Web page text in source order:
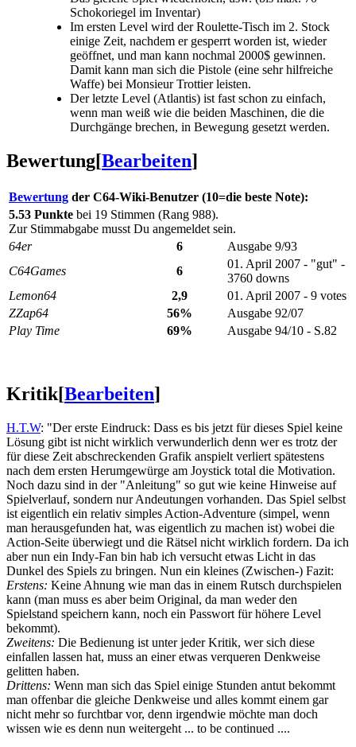
Schokoriegel im Inventar)
Im ersten Level wird der Roulette-Tisch im 2. Stock
einige Zeit, nachdem er gesperrt worden ist, wieder
geöffnet, und man kann nochmal 2000$ gewinnen.
Damit kann man sich die Pistole (eine sehr hilfreiche
Waffe) bei Monsieur Trottier leisten.
Der letzte Level (Atlantis) ist fast schon zu einfach,
wenn man weiß wie die beiden Maschinen, die die
Durchgänge brechen, in Bewegung gesetzt werden.
Bewertung[Bearbeiten]
Bewertung der C64-Wiki-Benutzer (10=die beste Note):
5.53 Punkte bei 19 Stimmen (Rang 988).
Zur Stimmabgabe musst Du angemeldet sein.
64er
6
Ausgabe 9/93
C64Games
6
01. April 2007 - "gut" -
3760 downs
Lemon64
2,9
01. April 2007 - 9 votes
ZZap64
56%
Ausgabe 92/07
Play Time
69% Ausgabe 94/10 - S.82
Kritik[Bearbeiten]
H.T.W: "Der erste Eindruck: Dass es bis jetzt für dieses Spiel keine
Lösung gibt ist nicht wirklich verwunderlich denn wer es trotz der
für diese Zeit abschreckenden Grafik anspielt verliert spätestens
nach dem ersten Herumgewürge am Joystick total die Motivation.
Noch dazu sind in der "Anleitung" so gut wie keine Hinweise auf
Spielverlauf, sondern nur Andeutungen vorhanden. Das Spiel selbst
ist eigentlich ein relativ simples Action-Adventure (simpel, wenn
man herausgefunden hat, was eigentlich zu machen ist) wobei die
Action-Seite überwiegt und die Rätsel nicht wirklich fordern. Da ich
aber nun ein Indy-Fan bin hab ich versucht etwas Licht in das
Dunkel des Spiels zu bringen. Nun ein kleines (Zwischen-) Fazit:
Erstens: Keine Ahnung wie man das in einem Rutsch durchspielen
kann (man muss es aber beim Original, da man weder den
Spielstand speichern kann, noch ein Passwort für höhere Level
bekommt).
Zweitens: Die Bedienung ist unter jeder Kritik, wer sich diese
einfallen lassen hat, muss an einer etwas verqueren Denkweise
gelitten haben.
Drittens: Wenn man sich das Spiel einige Stunden antut bekommt
man offenbar die gleiche Denkweise und alles kommt einem gar
nicht mehr so furchtbar vor, denn irgendwie möchte man doch
wissen wie es denn nun weitergeht ... to be continued ....